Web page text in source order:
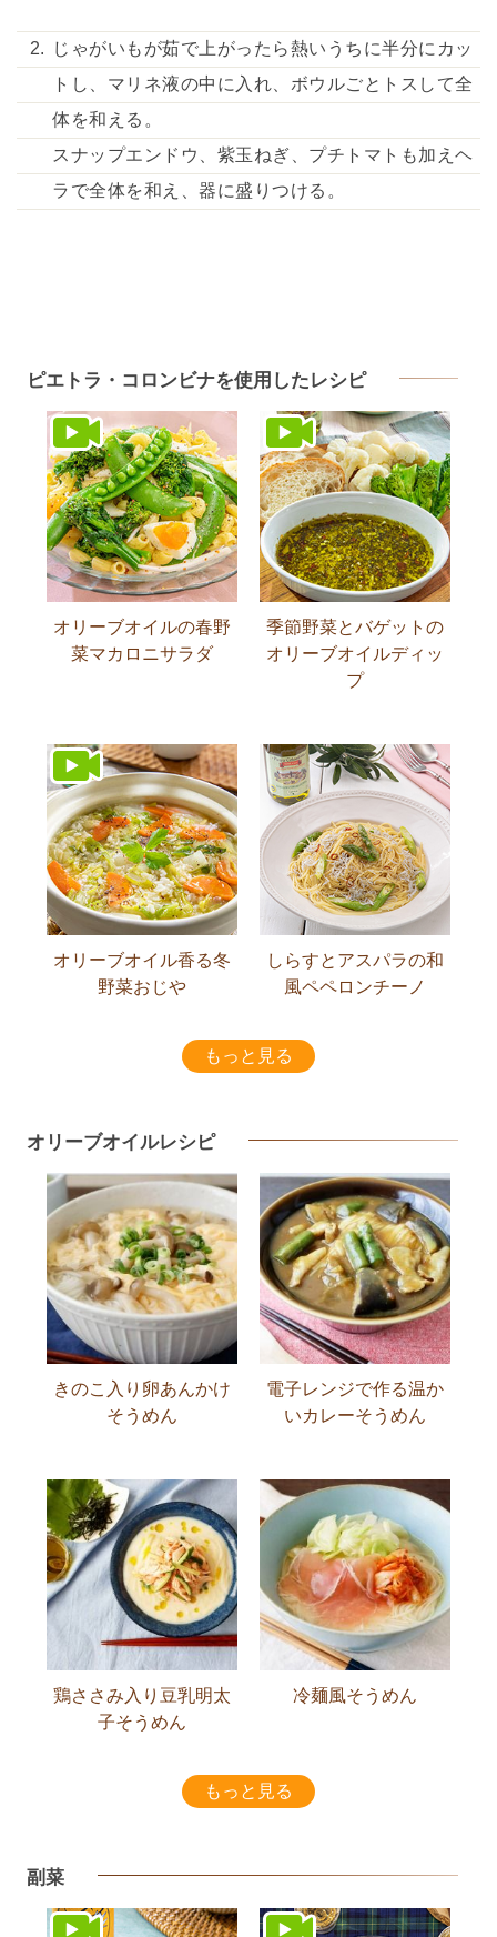
じゃがいもが茹で上がったら熱いうちに半分にカッ
トし、マリネ液の中に入れ、ボウルごとトスして全
体を和える。
スナップエンドウ、紫玉ねぎ、プチトマトも加えヘ
ラで全体を和え、器に盛りつける。
ピエトラ・コロンビナを使用したレシピ
オリーブオイルの春野
菜マカロニサラダ
季節野菜とバゲットの
オリーブオイルディッ
プ
オリーブオイル香る冬
野菜おじや
しらすとアスパラの和
風ペペロンチーノ
もっと見る
オリーブオイルレシピ
きのこ入り卵あんかけ
そうめん
電子レンジで作る温か
いカレーそうめん
鶏ささみ入り豆乳明太
子そうめん
冷麺風そうめん
もっと見る
副菜